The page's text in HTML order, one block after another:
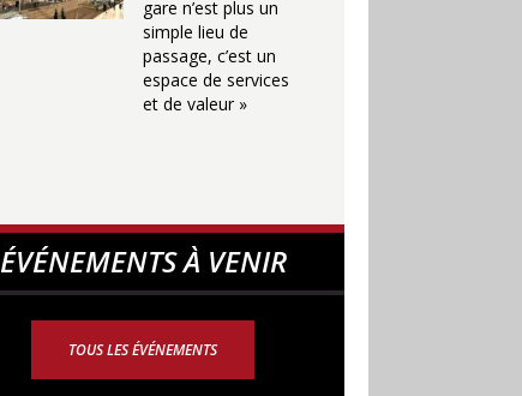
gare n’est plus un
simple lieu de
passage, c’est un
espace de services
et de valeur »
ÉVÉNEMENTS À VENIR
TOUS LES ÉVÉNEMENTS